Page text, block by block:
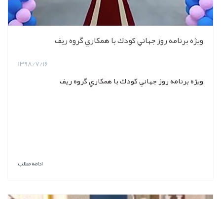
ويژه برنامه روز جهاني كودك با همكاري گروه ريف
1398/7/16
ويژه برنامه روز جهاني كودك با همكاري گروه ريف
ادامه مطلب